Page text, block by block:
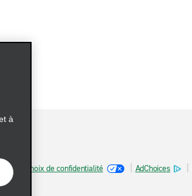
Choix de confidentialité AdChoices
à